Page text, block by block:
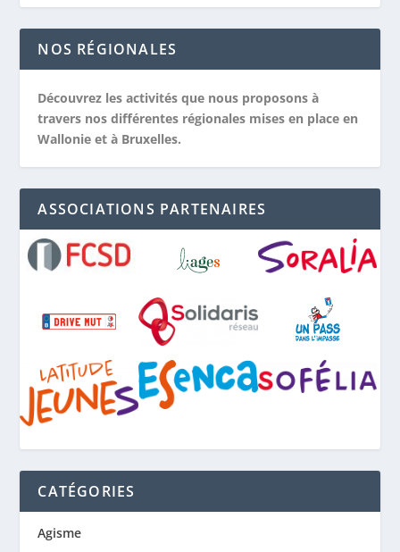
NOS RÉGIONALES
Découvrez les activités que nous proposons à
travers nos différentes régionales mises en place en
Wallonie et à Bruxelles.
ASSOCIATIONS PARTENAIRES
CATÉGORIES
Agisme